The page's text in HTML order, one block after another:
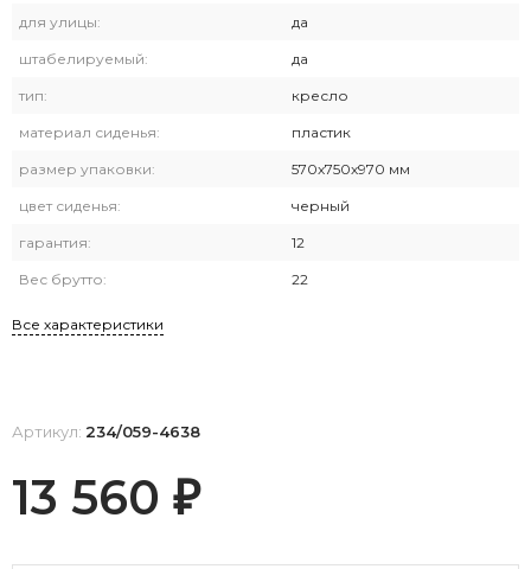
для улицы: да
штабелируемый: да
тип: кресло
материал сиденья: пластик
размер упаковки: 570х750х970 мм
цвет сиденья: черный
гарантия: 12
Вес брутто: 22
Все характеристики
Артикул: 234/059-4638
13 560 ₽